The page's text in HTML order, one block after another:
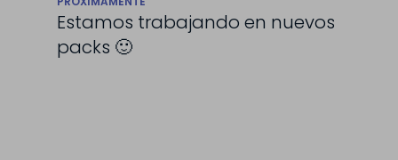
Estamos trabajando en nuevos
packs 🙂